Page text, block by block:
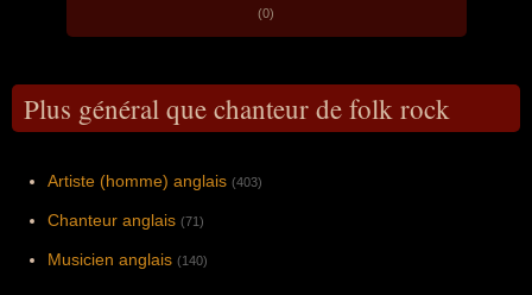
(0)
Plus général que chanteur de folk rock
Artiste (homme) anglais (403)
Chanteur anglais (71)
Musicien anglais (140)